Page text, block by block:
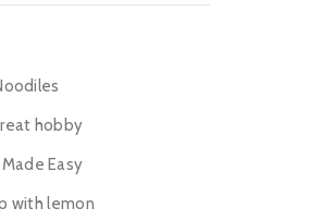
hobby
Easy
with lemon